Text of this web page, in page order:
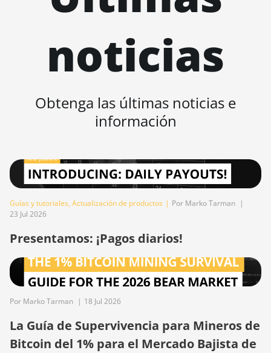
(17Gh)
2U (27Gh)
BITMAIN
BITMAIN
AntMiner S15
AntMiner S17
BITMAIN
AntMiner S17
(53Th)
AntMiner S17
BITMAIN
AntMiner S17
Pro (50Th)
BITMAIN
AntMiner S17+
noticias
Obtenga las últimas noticias e
información
Guías y tutoriales, Actualización de productos | Por Marko Tarman |
23 Jul 2026
Presentamos: ¡Pagos diarios!
Por Marko Tarman | 18 Jul 2026
La Guía de Supervivencia para Mineros de
Bitcoin del 1% para el Mercado Bajista de